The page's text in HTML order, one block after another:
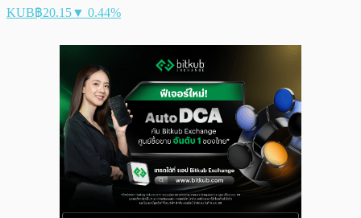
KUB฿20.15▼ 0.44%